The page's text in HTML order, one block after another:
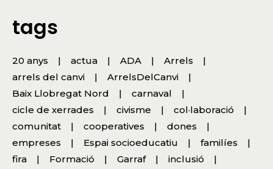
tags
20 anys actua ADA
Arrels
arrels del canvi
ArrelsDelCanvi
Baix Llobregat Nord
carnaval
cicle de xerrades
civisme
col·laboració
comunitat
cooperatives
dones
empreses
Espai socioeducatiu
familíes
fira
Formació Garraf
inclusió